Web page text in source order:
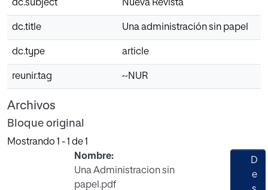
dc.subject Nueva Revista
dc.title Una administración sin papel
dc.type article
reunir.tag ~NUR
Archivos
Bloque original
Mostrando 1 - 1 de 1
Nombre:
Una Administracion sin
papel.pdf
D
e